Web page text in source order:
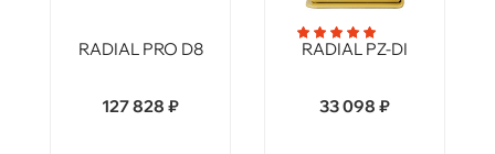
RADIAL PRO D8
127 828 ₽
RADIAL PZ-DI
33 098 ₽